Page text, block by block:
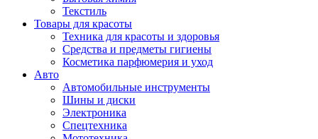
Текстиль
Товары для красоты
Техника для красоты и здоровья
Средства и предметы гигиены
Косметика парфюмерия и уход
Авто
Автомобильные инструменты
Шины и диски
Электроника
Спецтехника